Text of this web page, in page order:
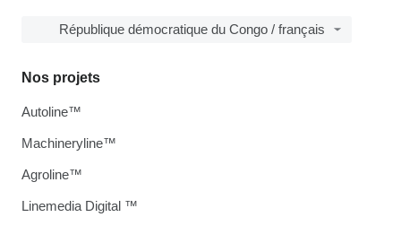
République démocratique du Congo / français
Nos projets
Autoline™
Machineryline™
Agroline™
Linemedia Digital ™